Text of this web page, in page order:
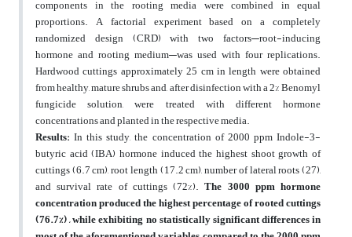
components in the rooting media were combined in equal
proportions. A factorial experiment based on a completely
randomized design (CRD) with two factors—root-inducing
hormone and rooting medium—was used with four replications.
Hardwood cuttings approximately 25 cm in length were obtained
from healthy, mature shrubs and, after disinfection with a 2% Benomyl
fungicide solution, were treated with different hormone
concentrations and planted in the respective media.
Results: In this study, the concentration of 2000 ppm Indole-3-
butyric acid (IBA) hormone induced the highest shoot growth of
cuttings (6.7 cm), root length (17.2 cm), number of lateral roots (27),
and survival rate of cuttings (72%). The 3000 ppm hormone
concentration produced the highest percentage of rooted cuttings
(76.7%) , while exhibiting no statistically significant differences in